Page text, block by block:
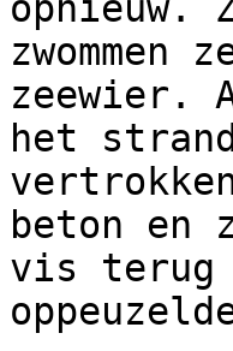
zeewier.
het
beton en
vis terug